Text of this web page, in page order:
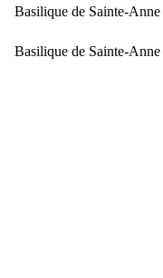
Basilique de Sainte-Anne
Basilique de Sainte-Anne